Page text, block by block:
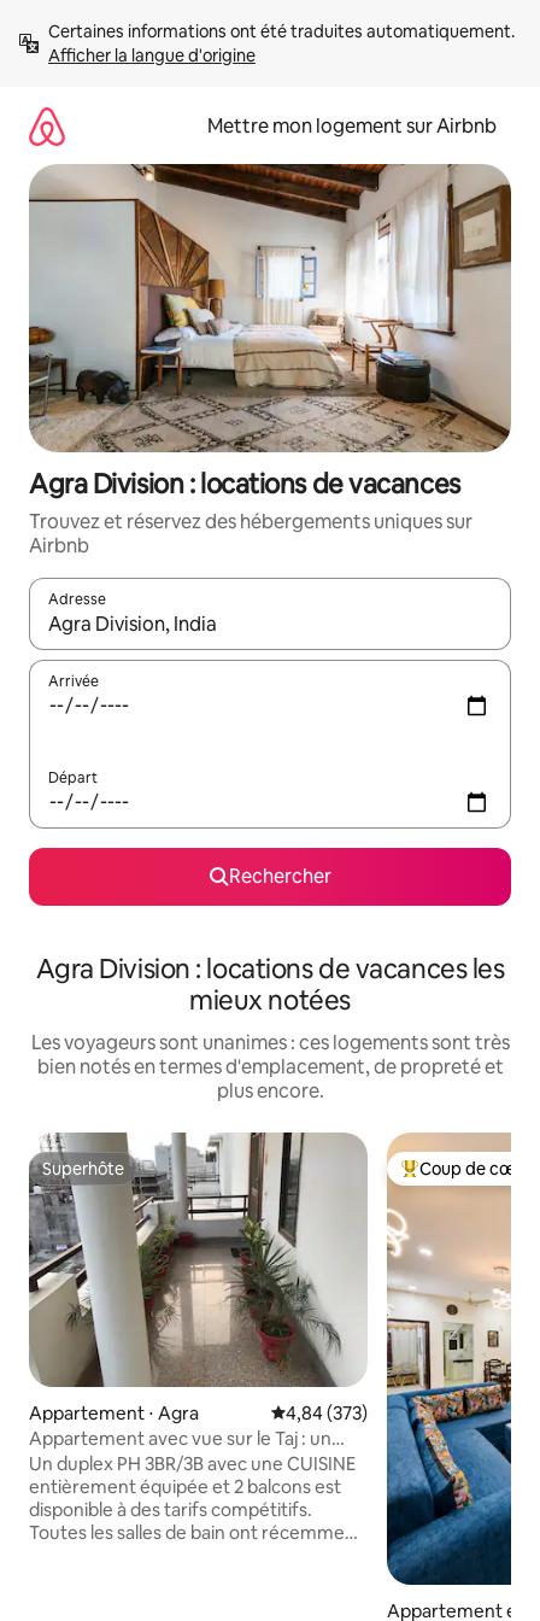
directement
Afficher la langue d'origine
Mettre mon logement sur Airbnb
Agra Division : locations de vacances
Trouvez et réservez des hébergements uniques sur
Airbnb
Adresse
Lorsque les résultats s'affichent, utilisez les flèches vers le
Arrivée
Départ
Rechercher
Agra Division : locations de vacances les
mieux notées
Les voyageurs sont unanimes : ces logements sont très
bien notés en termes d'emplacement, de propreté et
plus encore.
Superhôte
Superhôte
Appartement ⋅ Agra Évaluation moyenne sur la
4,84 (373)
Appartement avec vue sur le Taj : un
autre chez-soi
Un duplex PH 3BR/3B avec une CUISINE
entièrement équipée et 2 balcons est
disponible à des tarifs compétitifs.
Toutes les salles de bain ont récemment
Coups de cœur
Coup de cœur
Appartement en